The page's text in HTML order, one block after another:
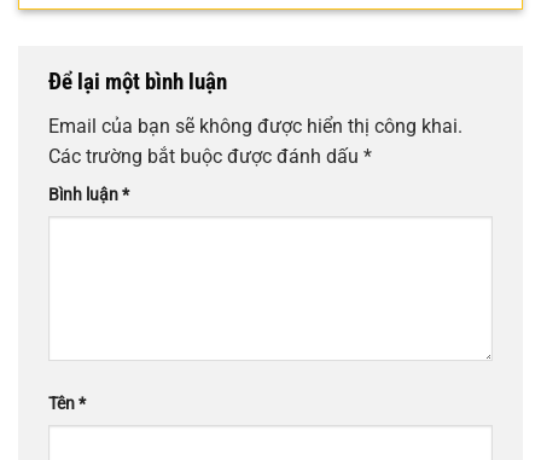
Để lại một bình luận
Email của bạn sẽ không được hiển thị công khai.
Các trường bắt buộc được đánh dấu *
Bình luận*
Tên*